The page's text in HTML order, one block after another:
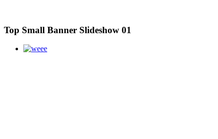
Top Small Banner Slideshow 01